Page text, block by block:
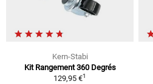
Kern-Stabi
Kit Rangement 360 Degrés
129,95 €1